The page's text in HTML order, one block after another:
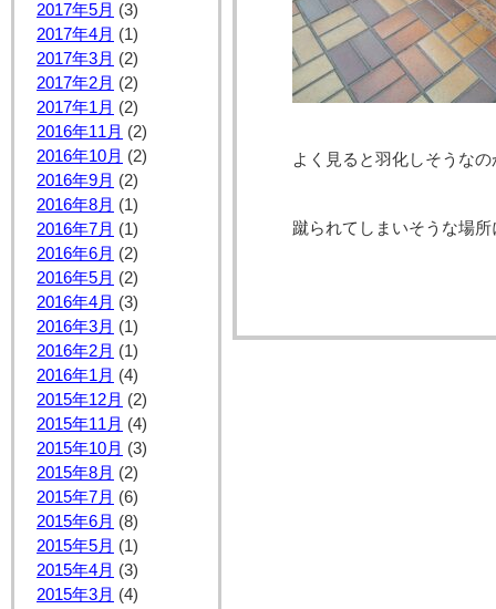
2017年5月 (3)
2017年4月 (1)
2017年3月 (2)
2017年2月 (2)
2017年1月 (2)
2016年11月 (2)
2016年10月 (2)
2016年9月 (2)
2016年8月 (1)
2016年7月 (1)
2016年6月 (2)
2016年5月 (2)
2016年4月 (3)
2016年3月 (1)
2016年2月 (1)
2016年1月 (4)
2015年12月 (2)
2015年11月 (4)
2015年10月 (3)
2015年8月 (2)
2015年7月 (6)
2015年6月 (8)
2015年5月 (1)
2015年4月 (3)
2015年3月 (4)
よく見ると羽化しそうな
蹴られてしまいそうな場